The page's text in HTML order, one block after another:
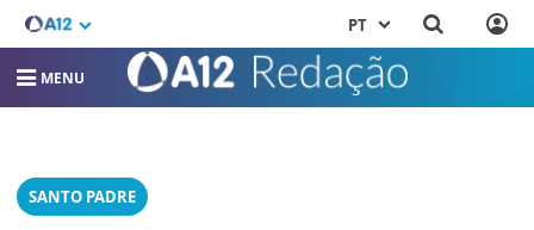
PT
MENU
SANTO PADRE